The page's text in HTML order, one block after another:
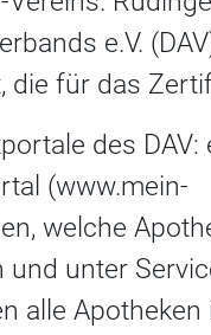
e.V.
die für das
des DAV:
(www.mein-
welche
und unter
alle Apotheken